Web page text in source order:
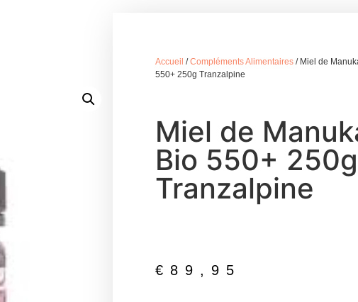
Accueil /Compléments Alimentaires / Miel de
550+ 250g Tranzalpine
Miel de
Bio 550+ 250g
Tranzalpine
€ 89,95